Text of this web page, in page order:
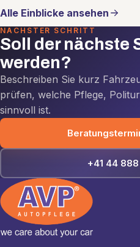
Alle Einblicke ansehen
NÄCHSTER SCHRITT
Soll der nächste
werden?
Beschreiben Sie kurz
prüfen, welche Pflege,
sinnvoll ist.
+41 44